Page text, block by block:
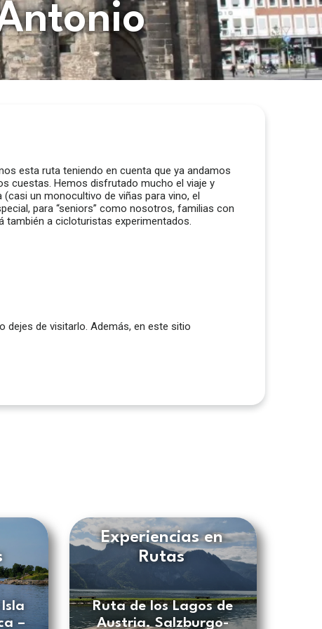
esta ruta teniendo en cuenta que ya andamos
cuestas. Hemos disfrutado mucho el viaje y
un monocultivo de viñas para vino, el
para “seniors” como nosotros, familias con
también a cicloturistas experimentados.
de visitarlo. Además, en este sitio
–
Experiencias en
Rutas
Ruta de los Lagos de
Austria. Salzburgo-